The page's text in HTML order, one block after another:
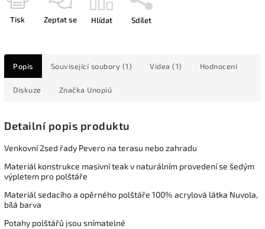
Tisk Zeptat se Hlídat Sdílet
Popis Související soubory (1) Videa (1) Hodnocení
Diskuze Značka Unopiú
Detailní popis produktu
Venkovní 2sed řady Pevero na terasu nebo zahradu
Materiál konstrukce masivní teak v naturálním provedení se šedým
výpletem pro polštáře
Materiál sedacího a opěrného polštáře 100% acrylová látka Nuvola,
bílá barva
Potahy polštářů jsou snímatelné